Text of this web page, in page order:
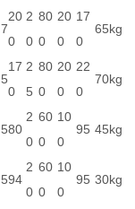
7
20
0
2
0
80
0
20
0
17
0
65kg
5
17
0
2
5
80
0
20
0
22
0
70kg
580
2
0
60
0
10
0
95 45kg
594
2
0
60
0
10
0
95 30kg